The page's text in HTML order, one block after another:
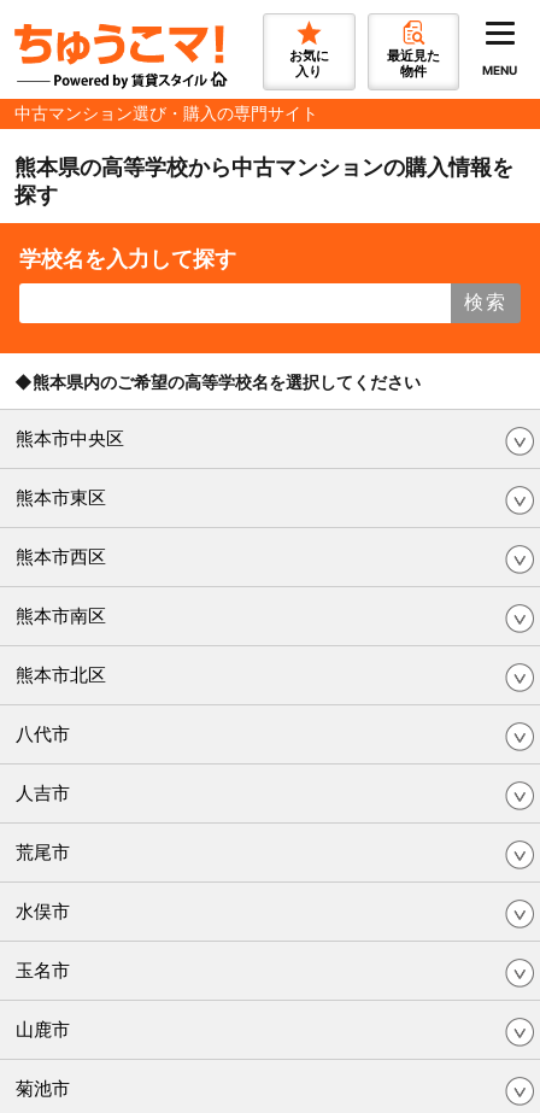
お気に
入り
最近見た
物件
MENU
中古マンション選び・購入の専門サイト
熊本県の高等学校から中古マンションの購入情報を
探す
学校名を入力して探す
検索
◆熊本県内のご希望の高等学校名を選択してください
熊本市中央区
熊本市東区
熊本市西区
熊本市南区
熊本市北区
八代市
人吉市
荒尾市
水俣市
玉名市
山鹿市
菊池市